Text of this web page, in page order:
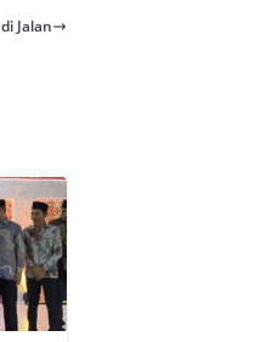
Jalan